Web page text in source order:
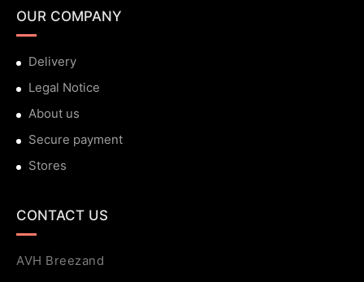
OUR COMPANY
Delivery
Legal Notice
About us
Secure payment
Stores
CONTACT US
AVH Breezand